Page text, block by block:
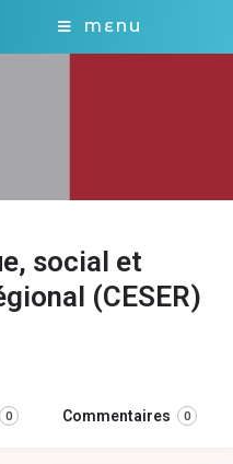
MENU
social et
(CESER)
0 Commentaires 0